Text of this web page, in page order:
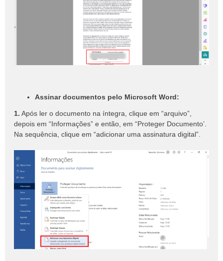
Assinar documentos pelo Microsoft Word:
1. Após ler o documento na íntegra, clique em “arquivo”,
depois em “Informações” e então, em “Proteger Documento’.
Na sequência, clique em “adicionar uma assinatura digital”.